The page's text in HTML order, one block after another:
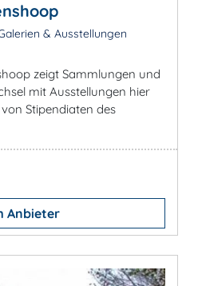
& Ausstellungen
zeigt Sammlungen und
mit Ausstellungen hier
Stipendiaten des
Anbieter